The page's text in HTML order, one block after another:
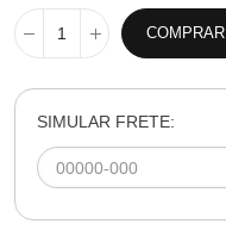
COMPRAR
SIMULAR FRETE: